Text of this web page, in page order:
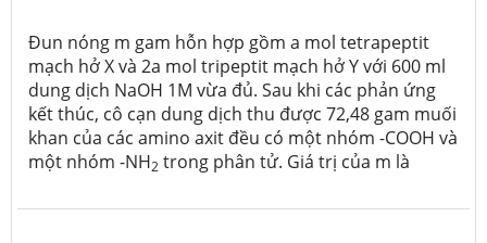
Đun nóng m gam hỗn hợp gồm a mol tetrapeptit
mạch hở X và 2a mol tripeptit mạch hở Y với 600 ml
dung dịch NaOH 1M vừa đủ. Sau khi các phản ứng
kết thúc, cô cạn dung dịch thu được 72,48 gam muối
khan của các amino axit đều có một nhóm -COOH và
một nhóm -NH2 trong phân tử. Giá trị của m là